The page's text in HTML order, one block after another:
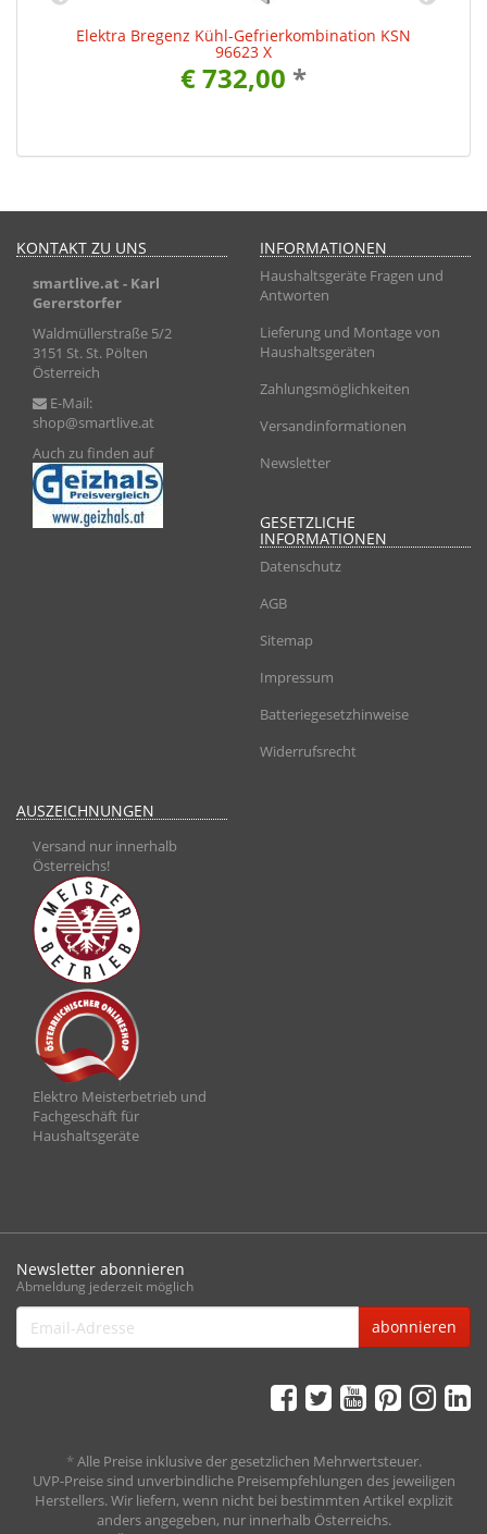
Elektra Bregenz Kühl-Gefrierkombination KSN
96623 X
€ 732,00 *
KONTAKT ZU UNS
smartlive.at - Karl
Gererstorfer
Waldmüllerstraße 5/2
3151 St. St. Pölten
Österreich
E-Mail:
shop@smartlive.at
Auch zu finden auf
INFORMATIONEN
Haushaltsgeräte Fragen und
Antworten
Lieferung und Montage von
Haushaltsgeräten
Zahlungsmöglichkeiten
Versandinformationen
Newsletter
GESETZLICHE
INFORMATIONEN
Datenschutz
AGB
Sitemap
Impressum
Batteriegesetzhinweise
Widerrufsrecht
AUSZEICHNUNGEN
Versand nur innerhalb
Österreichs!
Elektro Meisterbetrieb und
Fachgeschäft für
Haushaltsgeräte
Newsletter abonnieren
Abmeldung jederzeit möglich
Email-
Adresse
abonnieren
*Alle Preise inklusive der gesetzlichen Mehrwertsteuer.
UVP-Preise sind unverbindliche Preisempfehlungen des jeweiligen
Herstellers. Wir liefern, wenn nicht bei bestimmten Artikel explizit
anders angegeben, nur innerhalb Österreichs.